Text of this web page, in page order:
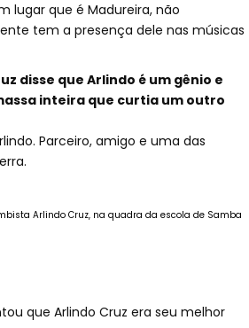
lugar que é Madureira, não
tem a presença dele nas músicas
disse que Arlindo é um gênio e
inteira que curtia um outro
Parceiro, amigo e uma das
Arlindo Cruz, na quadra da escola de Samba
que Arlindo Cruz era seu melhor